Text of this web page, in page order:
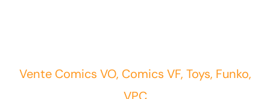
Vente Comics VO, Comics VF, Toys, Funko,
VPC